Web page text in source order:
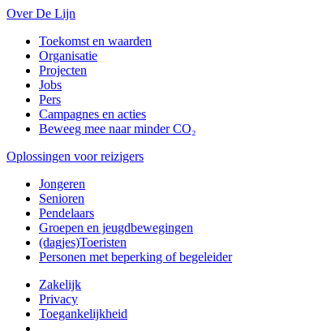
Over De Lijn
Toekomst en waarden
Organisatie
Projecten
Jobs
Pers
Campagnes en acties
Beweeg mee naar minder CO₂
Oplossingen voor reizigers
Jongeren
Senioren
Pendelaars
Groepen en jeugdbewegingen
(dagjes)Toeristen
Personen met beperking of begeleider
Zakelijk
Privacy
Toegankelijkheid